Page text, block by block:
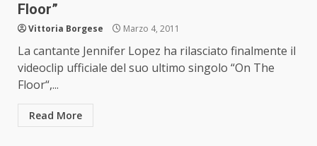
Floor”
Vittoria Borgese Marzo 4, 2011
La cantante Jennifer Lopez ha rilasciato finalmente il
videoclip ufficiale del suo ultimo singolo “On The
Floor“,...
Read More